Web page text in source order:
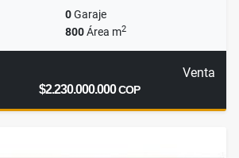
0Garaje
800Área m2
Venta
$2.230.000.000COP